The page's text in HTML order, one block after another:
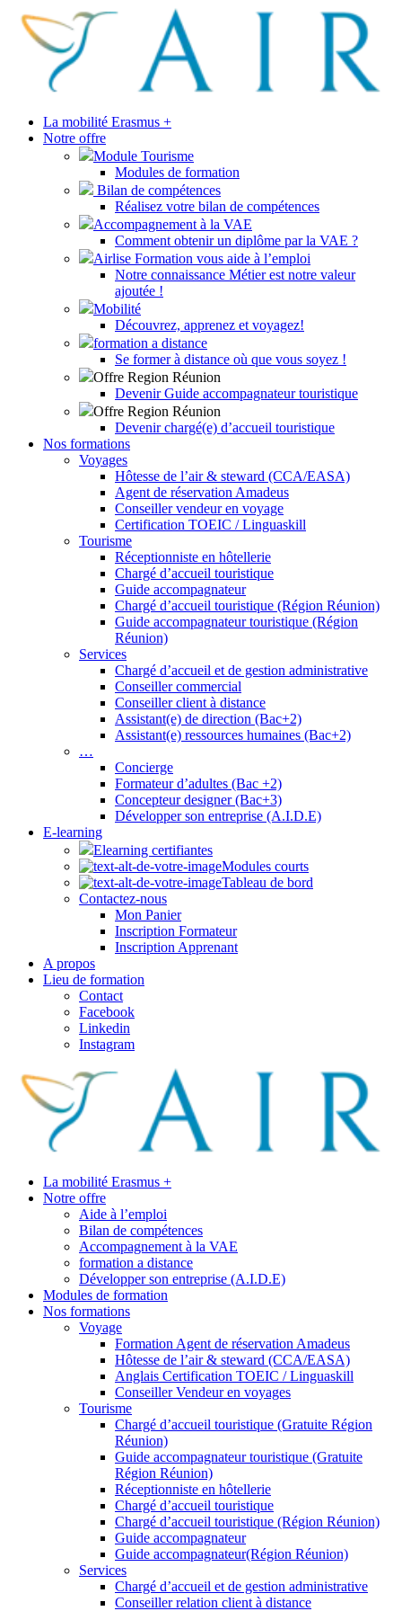
La mobilité Erasmus +
Notre offre
Module Tourisme
Modules de formation
Bilan de compétences
Réalisez votre bilan de compétences
Accompagnement à la VAE
Comment obtenir un diplôme par la VAE ?
Airlise Formation vous aide à l’emploi
Notre connaissance Métier est notre valeur
ajoutée !
Mobilité
Découvrez, apprenez et voyagez!
formation a distance
Se former à distance où que vous soyez !
Offre Region Réunion
Devenir Guide accompagnateur touristique
Offre Region Réunion
Devenir chargé(e) d’accueil touristique
Nos formations
Voyages
Hôtesse de l’air & steward (CCA/EASA)
Agent de réservation Amadeus
Conseiller vendeur en voyage
Certification TOEIC / Linguaskill
Tourisme
Réceptionniste en hôtellerie
Chargé d’accueil touristique
Guide accompagnateur
Chargé d’accueil touristique (Région Réunion)
Guide accompagnateur touristique (Région
Réunion)
Services
Chargé d’accueil et de gestion administrative
Conseiller commercial
Conseiller client à distance
Assistant(e) de direction (Bac+2)
Assistant(e) ressources humaines (Bac+2)
…
Concierge
Formateur d’adultes (Bac +2)
Concepteur designer (Bac+3)
Développer son entreprise (A.I.D.E)
E-learning
Elearning certifiantes
Modules courts
Tableau de bord
Contactez-nous
Mon Panier
Inscription Formateur
Inscription Apprenant
A propos
Lieu de formation
Contact
Facebook
Linkedin
Instagram
La mobilité Erasmus +
Notre offre
Aide à l’emploi
Bilan de compétences
Accompagnement à la VAE
formation a distance
Développer son entreprise (A.I.D.E)
Modules de formation
Nos formations
Voyage
Formation Agent de réservation Amadeus
Hôtesse de l’air & steward (CCA/EASA)
Anglais Certification TOEIC / Linguaskill
Conseiller Vendeur en voyages
Tourisme
Chargé d’accueil touristique (Gratuite Région
Réunion)
Guide accompagnateur touristique (Gratuite
Région Réunion)
Réceptionniste en hôtellerie
Chargé d’accueil touristique
Chargé d’accueil touristique (Région Réunion)
Guide accompagnateur
Guide accompagnateur(Région Réunion)
Services
Chargé d’accueil et de gestion administrative
Conseiller relation client à distance